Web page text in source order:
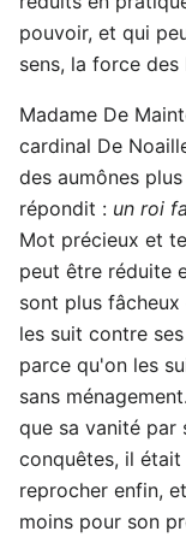
pouvoir, et qui
sens, la force
Madame De
cardinal De
des aumônes
répondit : un roi
Mot précieux et
peut être réduite
sont plus
les suit contre
parce qu'on les
sans
que sa vanité par
conquêtes, il
reprocher enfin,
moins pour son